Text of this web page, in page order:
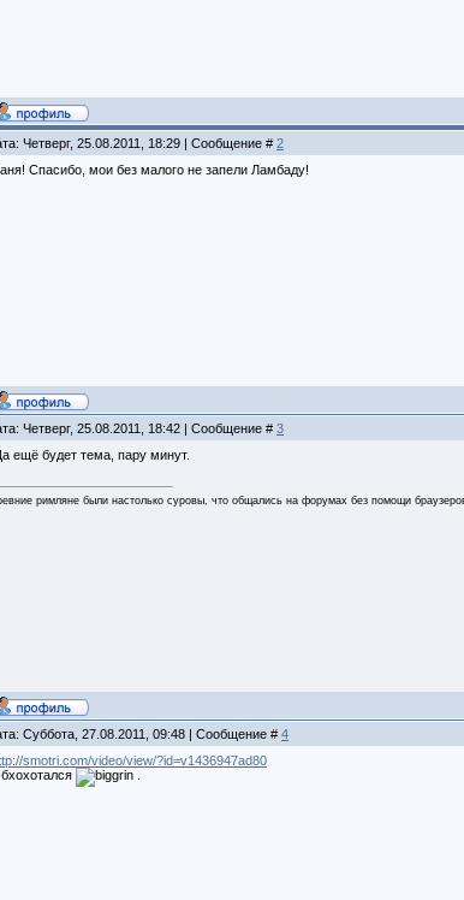
Четверг, 25.08.2011, 18:29 | Сообщение # 2
Спасибо, мои без малого не запели Ламбаду!
Четверг, 25.08.2011, 18:42 | Сообщение # 3
ещё будет тема, пару минут.
римляне были настолько суровы, что общались на форумах без помощи
Суббота, 27.08.2011, 09:48 | Сообщение # 4
smotri.com/video/view/?id=v1436947ad80
.